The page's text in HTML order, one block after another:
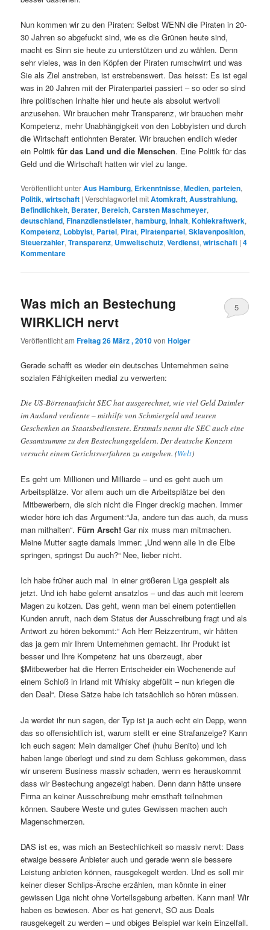
Nun kommen wir zu den Piraten: Selbst WENN die Piraten in 20-
30 Jahren so abgefuckt sind, wie es die Grünen heute sind,
macht es Sinn sie heute zu unterstützen und zu wählen. Denn
sehr vieles, was in den Köpfen der Piraten rumschwirrt und was
Sie als Ziel anstreben, ist erstrebenswert. Das heisst: Es ist egal
was in 20 Jahren mit der Piratenpartei passiert – so oder so sind
ihre politischen Inhalte hier und heute als absolut wertvoll
anzusehen. Wir brauchen mehr Transparenz, wir brauchen mehr
Kompetenz, mehr Unabhängigkeit von den Lobbyisten und durch
die Wirtschaft entlohnten Berater. Wir brauchen endlich wieder
ein Politikfür das Land und die Menschen. Eine Politik für das
Geld und die Wirtschaft hatten wir viel zu lange.
Veröffentlicht unterAus Hamburg, Erkenntnisse,Medien,parteien,
Politik,wirtschaft |Verschlagwortet mitAtomkraft,Ausstrahlung,
Befindlichkeit, Berater, Bereich,Carsten Maschmeyer,
deutschland,Finanzdienstleister,hamburg,Inhalt,Kohlekraftwerk,
Kompetenz, Lobbyist, Partei, Pirat, Piratenpartei,Sklavenposition,
Steuerzahler,Transparenz, Umweltschutz,Verdienst,wirtschaft |4
Kommentare
Was mich an Bestechung
WIRKLICH nervt
Veröffentlicht amFreitag 26 März , 2010vonHolger
5
Gerade schafft es wieder ein deutsches Unternehmen seine
sozialen Fähigkeiten medial zu verwerten:
Die US-Börsenaufsicht SEC hat ausgerechnet, wie viel Geld Daimler
im Ausland verdiente – mithilfe von Schmiergeld und teuren
Geschenken an Staatsbedienstete. Erstmals nennt die SEC auch eine
Gesamtsumme zu den Bestechungsgeldern. Der deutsche Konzern
versucht einem Gerichtsverfahren zu entgehen. (Welt)
Es geht um Millionen und Milliarde – und es geht auch um
Arbeitsplätze. Vor allem auch um die Arbeitsplätze bei den
Mitbewerbern, die sich nicht die Finger dreckig machen. Immer
wieder höre ich das Argument:“Ja, andere tun das auch, da muss
man mithalten“. Fürn Arsch!Gar nix muss man mitmachen.
Meine Mutter sagte damals immer: „Und wenn alle in die Elbe
springen, springst Du auch?“ Nee, lieber nicht.
Ich habe früher auch mal in einer größeren Liga gespielt als
jetzt. Und ich habe gelernt ansatzlos – und das auch mit leerem
Magen zu kotzen. Das geht, wenn man bei einem potentiellen
Kunden anruft, nach dem Status der Ausschreibung fragt und als
Antwort zu hören bekommt:“ Ach Herr Reizzentrum, wir hätten
das ja gern mir Ihrem Unternehmen gemacht. Ihr Produkt ist
besser und Ihre Kompetenz hat uns überzeugt, aber
$Mitbewerber hat die Herren Entscheider ein Wochenende auf
einem Schloß in Irland mit Whisky abgefüllt – nun kriegen die
den Deal“. Diese Sätze habe ich tatsächlich so hören müssen.
Ja werdet ihr nun sagen, der Typ ist ja auch echt ein Depp, wenn
das so offensichtlich ist, warum stellt er eine Strafanzeige? Kann
ich euch sagen: Mein damaliger Chef (huhu Benito) und ich
haben lange überlegt und sind zu dem Schluss gekommen, dass
wir unserem Business massiv schaden, wenn es herauskommt
dass wir Bestechung angezeigt haben. Denn dann hätte unsere
Firma an keiner Ausschreibung mehr ernsthaft teilnehmen
können. Saubere Weste und gutes Gewissen machen auch
Magenschmerzen.
DAS ist es, was mich an Bestechlichkeit so massiv nervt: Dass
etwaige bessere Anbieter auch und gerade wenn sie bessere
Leistung anbieten können, rausgekegelt werden. Und es soll mir
keiner dieser Schlips-Ärsche erzählen, man könnte in einer
gewissen Liga nicht ohne Vorteilsgebung arbeiten. Kann man! Wir
haben es bewiesen. Aber es hat genervt, SO aus Deals
rausgekegelt zu werden – und obiges Beispiel war kein Einzelfall.